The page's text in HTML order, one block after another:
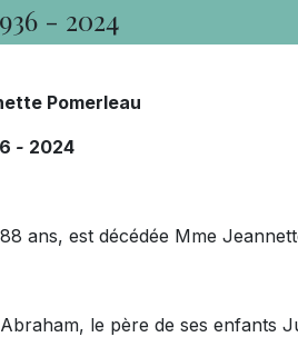
- 2024
Pomerleau
- 2024
ans, est décédée Mme
le père de ses enfants